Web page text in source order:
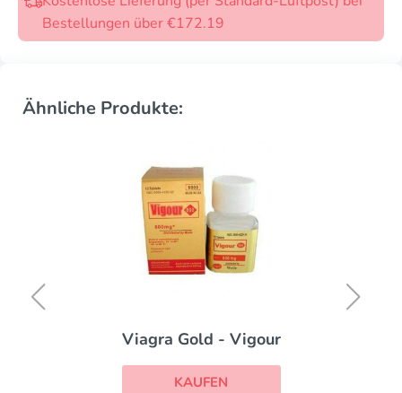
Bestellungen über €172.19
Ähnliche Produkte:
Viagra Gold - Vigour
KAUFEN